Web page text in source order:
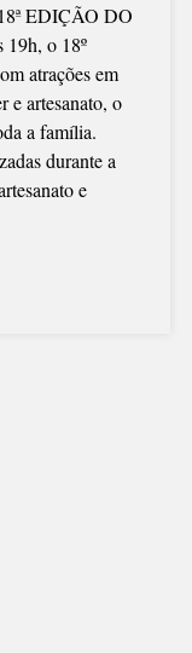
O
FESTIVAL
DE
INVERNO
DE
CAMPO
ALEGRE
EDIÇÃO DO
o 18º
atrações em
e artesanato, o
a família.
durante a
e